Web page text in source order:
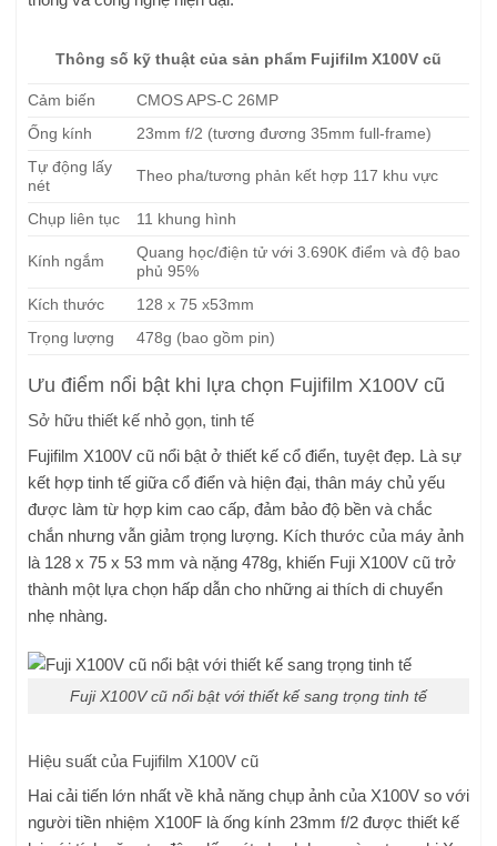
Thông số kỹ thuật của sản phẩm Fujifilm X100V cũ
Cảm biến
CMOS APS-C 26MP
Ống kính
23mm f/2 (tương đương 35mm full-frame)
Tự động lấy
nét
Theo pha/tương phản kết hợp 117 khu vực
Chụp liên tục 11 khung hình
Kính ngắm
Quang học/điện tử với 3.690K điểm và độ bao
phủ 95%
Kích thước
128 x 75 x53mm
Trọng lượng
478g (bao gồm pin)
Ưu điểm nổi bật khi lựa chọn Fujifilm X100V cũ
Sở hữu thiết kế nhỏ gọn, tinh tế
Fujifilm X100V cũ nổi bật ở thiết kế cổ điển, tuyệt đẹp. Là sự
kết hợp tinh tế giữa cổ điển và hiện đại, thân máy chủ yếu
được làm từ hợp kim cao cấp, đảm bảo độ bền và chắc
chắn nhưng vẫn giảm trọng lượng. Kích thước của máy ảnh
là 128 x 75 x 53 mm và nặng 478g, khiến Fuji X100V cũ trở
thành một lựa chọn hấp dẫn cho những ai thích di chuyển
nhẹ nhàng.
Fuji X100V cũ nổi bật với thiết kế sang trọng tinh tế
Hiệu suất của Fujifilm X100V cũ
Hai cải tiến lớn nhất về khả năng chụp ảnh của X100V so với
người tiền nhiệm X100F là ống kính 23mm f/2 được thiết kế